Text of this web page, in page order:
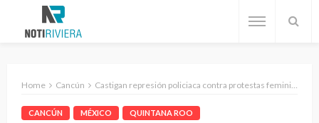
Home Cancún Castigan represión policiaca contra protestas feministas en Quintana Roo
CANCÚN MÉXICO QUINTANA ROO